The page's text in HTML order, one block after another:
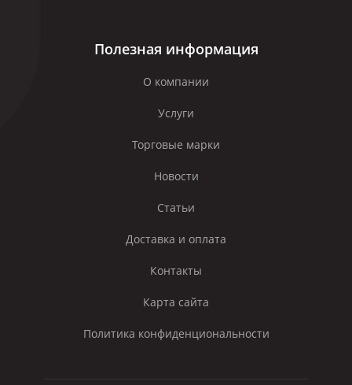
Полезная информация
О компании
Услуги
Торговые марки
Новости
Статьи
Доставка и оплата
Контакты
Карта сайта
Политика конфиденциональности